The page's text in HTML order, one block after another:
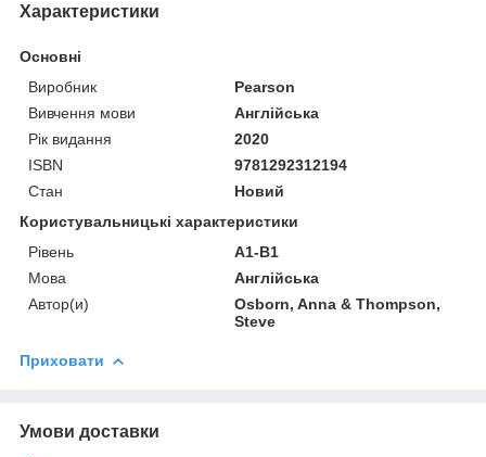
Характеристики
Основні
Виробник
Pearson
Вивчення мови
Англійська
Рік видання
2020
ISBN
9781292312194
Стан
Новий
Користувальницькі характеристики
Рівень
A1-B1
Мова
Англійська
Автор(и)
Osborn, Anna & Thompson,
Steve
Приховати
Умови доставки